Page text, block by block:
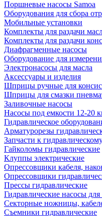
Поршневые насосы Samoa
Оборудования для сбора
Мобильные установки
Комплекты для раздачи
Комплекты для раздачи
Диафрагменные насосы
Оборудование для
Электронасосы для масла
Аксессуары и изделия
Шприцы ручные для
Шприцы для смазки
Заливочные насосы
Насосы под емкости 12-20
Гидравлическое
Арматурорезы
Запчасти к
Гайколомы гидравлические
Клуппы электрические
Опрессовщики кабеля,
Опрессовщики
Прессы гидравлические
Гидравлические насосы для
Секторные ножницы,
Съемники гидравлические